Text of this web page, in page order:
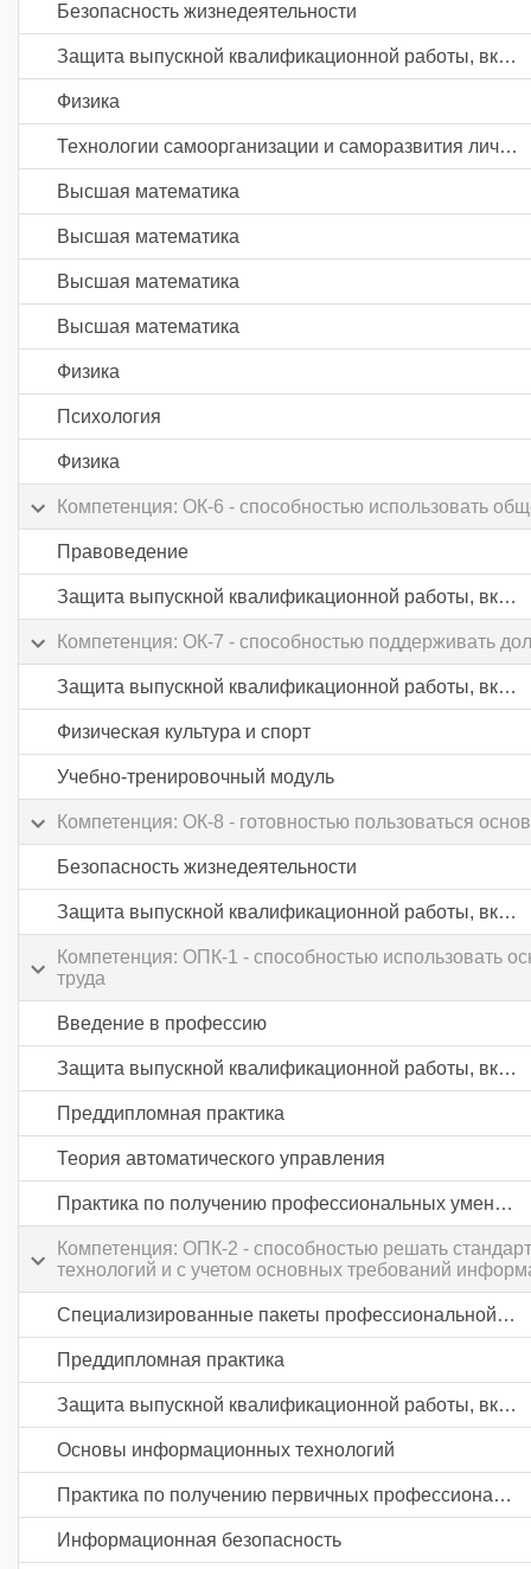
Безопасность жизнедеятельности
Защита выпускной квалификационной работы, включая подготовку к процедуре защиты и процедуру защиты
Физика
Технологии самоорганизации и саморазвития личности
Высшая математика
Высшая математика
Высшая математика
Высшая математика
Физика
Психология
Физика
Компетенция: ОК-6 - способностью использовать
Правоведение
Защита выпускной квалификационной работы, включая подготовку к процедуре защиты и процедуру защиты
Компетенция: ОК-7 - способностью поддерживать
Защита выпускной квалификационной работы, включая подготовку к процедуре защиты и процедуру защиты
Физическая культура и спорт
Учебно-тренировочный модуль
Компетенция: ОК-8 - готовностью пользоваться
Безопасность жизнедеятельности
Защита выпускной квалификационной работы, включая подготовку к процедуре защиты и процедуру защиты
Компетенция: ОПК-1 - способностью использовать
труда
Введение в профессию
Защита выпускной квалификационной работы, включая подготовку к процедуре защиты и процедуру защиты
Преддипломная практика
Теория автоматического управления
Практика по получению профессиональных умений и опыта профессиональной деятельности
Компетенция: ОПК-2 - способностью решать
технологий и с учетом основных требований
Специализированные пакеты профессиональной деятельности
Преддипломная практика
Защита выпускной квалификационной работы, включая подготовку к процедуре защиты и процедуру защиты
Основы информационных технологий
Практика по получению первичных профессиональных умений и навыков, в том числе первичных умений и навыков научно-исследовательской деятельности
Информационная безопасность